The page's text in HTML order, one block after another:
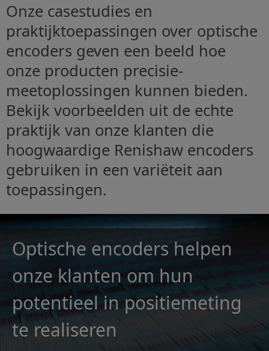
Onze casestudies en
praktijktoepassingen over optische
encoders geven een beeld hoe
onze producten precisie-
meetoplossingen kunnen bieden.
Bekijk voorbeelden uit de echte
praktijk van onze klanten die
hoogwaardige Renishaw encoders
gebruiken in een variëteit aan
toepassingen.
Optische encoders helpen
onze klanten om hun
potentieel in positiemeting
te realiseren